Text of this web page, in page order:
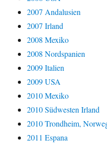
2007 Andalusien
2007 Irland
2008 Mexiko
2008 Nordspanien
2009 Italien
2009 USA
2010 Mexiko
2010 Südwesten Irland
2010 Trondheim,
2011 Espana